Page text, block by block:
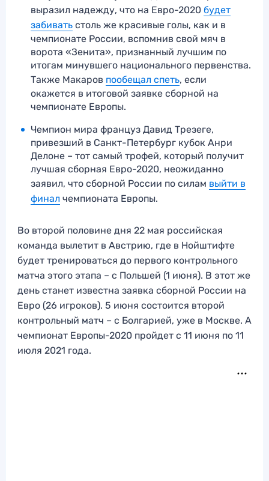
выразил надежду, что на Евро-2020 будет
забивать столь же красивые голы, как и в
чемпионате России, вспомнив свой мяч в
ворота «Зенита», признанный лучшим по
итогам минувшего национального первенства.
Также Макаров пообещал спеть, если
окажется в итоговой заявке сборной на
чемпионате Европы.
Чемпион мира француз Давид Трезеге,
привезший в Санкт-Петербург кубок Анри
Делоне – тот самый трофей, который получит
лучшая сборная Евро-2020, неожиданно
заявил, что сборной России по силам выйти в
финал чемпионата Европы.
Во второй половине дня 22 мая российская
команда вылетит в Австрию, где в Нойштифте
будет тренироваться до первого контрольного
матча этого этапа – с Польшей (1 июня). В этот же
день станет известна заявка сборной России на
Евро (26 игроков). 5 июня состоится второй
контрольный матч – с Болгарией, уже в Москве. А
чемпионат Европы-2020 пройдет с 11 июня по 11
июля 2021 года.